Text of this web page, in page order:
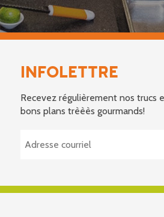
INFOLETTRE
Recevez régulièrement nos trucs
bons plans trèèès gourmands!